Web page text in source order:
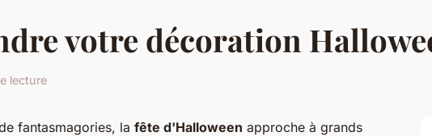
votre décoration
lecture
fantasmagories, la fête d'Halloween approche à grands